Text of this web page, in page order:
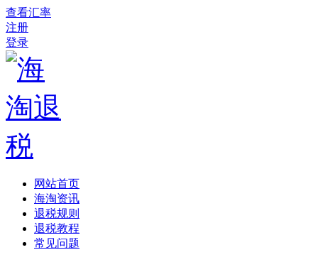
查看汇率
注册
登录
网站首页
海淘资讯
退税规则
退税教程
常见问题